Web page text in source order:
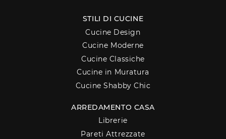
STILI DI CUCINE
Cucine Design
Cucine Moderne
Cucine Classiche
Cucine in Muratura
Cucine Shabby Chic
ARREDAMENTO CASA
Librerie
Pareti Attrezzate